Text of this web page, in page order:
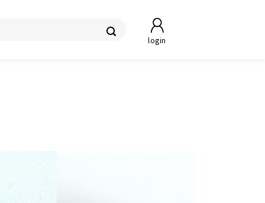
login